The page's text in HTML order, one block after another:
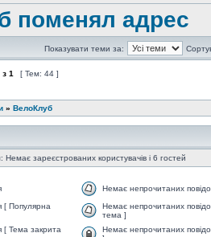
поменял адрес
Показувати теми за:
з 1 [ Тем: 44 ]
» ВелоКлуб
зареєстрованих користувачів і 6 гостей
Немає непрочитаних
[ Популярна
Немає непрочитаних
тема ]
[ Тема закрита
Немає непрочитаних